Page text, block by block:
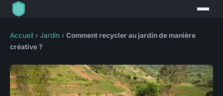
Accueil › Jardin › Comment recycler au jardin de manière
créative ?